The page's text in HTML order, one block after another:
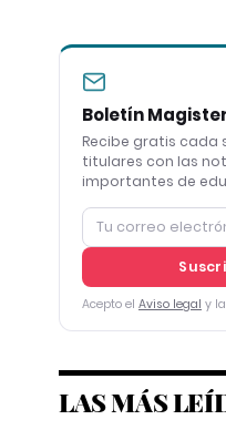
Boletín
Recibe gratis cada
titulares con las
importantes de
Acepto el Aviso legal y la
LAS MÁS